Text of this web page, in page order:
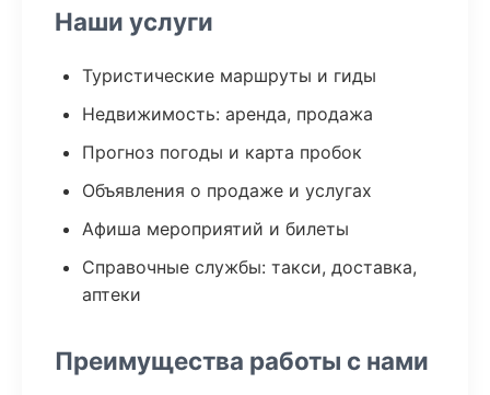
Наши услуги
Туристические маршруты и гиды
Недвижимость: аренда, продажа
Прогноз погоды и карта пробок
Объявления о продаже и услугах
Афиша мероприятий и билеты
Справочные службы: такси, доставка,
аптеки
Преимущества работы с нами